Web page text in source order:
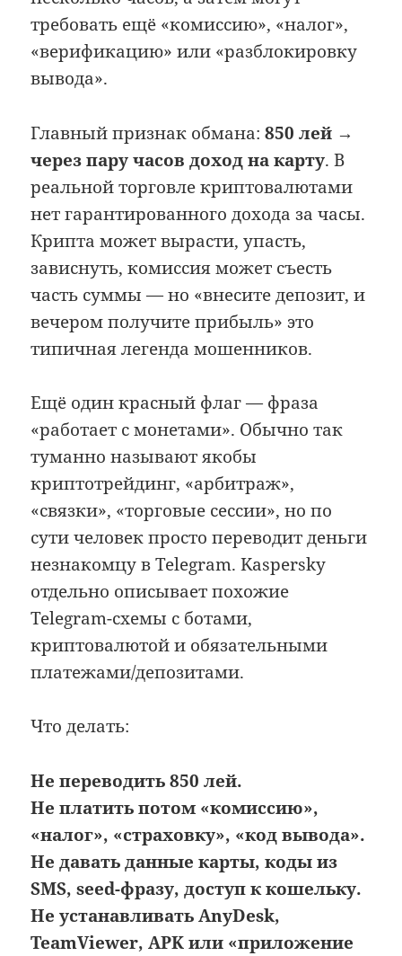
требовать ещё «комиссию», «налог»,
«верификацию» или «разблокировку
вывода».
Главный признак обмана:850 лей →
через пару часов доход на карту. В
реальной торговле криптовалютами
нет гарантированного дохода за часы.
Крипта может вырасти, упасть,
зависнуть, комиссия может съесть
часть суммы — но «внесите депозит, и
вечером получите прибыль» это
типичная легенда мошенников.
Ещё один красный флаг — фраза
«работает с монетами». Обычно так
туманно называют якобы
криптотрейдинг, «арбитраж»,
«связки», «торговые сессии», но по
сути человек просто переводит деньги
незнакомцу в Telegram. Kaspersky
отдельно описывает похожие
Telegram-схемы с ботами,
криптовалютой и обязательными
платежами/депозитами.
Что делать:
Не переводить 850 лей.
Не платить потом «комиссию»,
«налог», «страховку», «код вывода».
Не давать данные карты, коды из
SMS, seed-фразу, доступ к кошельку.
Не устанавливать AnyDesk,
TeamViewer, APK или «приложение